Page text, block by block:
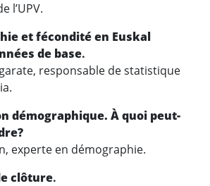
l’UPV.
et fécondité en Euskal
de base.
responsable de statistique
démographique. À quoi peut-
experte en démographie.
clôture.